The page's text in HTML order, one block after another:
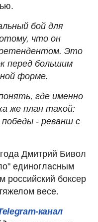
бой для
что он
Это
перед большим
форме.
где именно
же план такой:
победы - реванш с
Дмитрий Бивол
единогласным
боксер
весе.
канал